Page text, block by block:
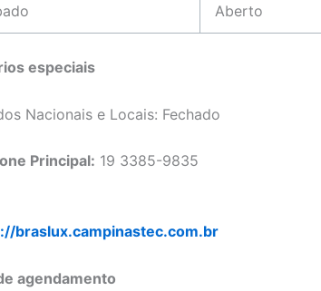
Aberto
especiais
Nacionais e Locais: Fechado
Principal: 19 3385-9835
braslux.campinastec.com.br
agendamento